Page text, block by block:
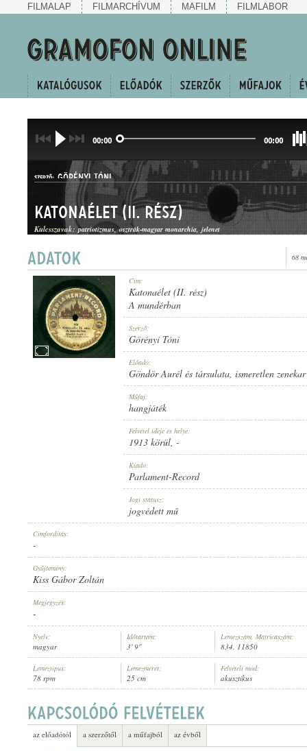
FILMALAP FILMARCHÍVUM MAFILM FILMLABOR
00:00 00:00
ELŐADÓ: GÖNDÖR AURÉL ÉS TÁRSULATA,ISMERETLEN ZENEKAR
SZERZŐ: GÖRÉNYI TÓNI
HANGJÁTÉK
1913 KÖRÜL
PARLAMENT-RECORD
834
Katonaélet (II. rész)
Kulcsszavak: patriotizmus osztrák-magyar monarchia jelenet
68
Cím:
Katonaélet (II. rész)
A mundérban
Szerző:
Görényi Tóni
Előadó:
Göndör Aurél és társulata, ismeretlen zenekar
Műfaj:
hangjáték
Felvétel ideje és helye:
1913 körül, -
Kiadó:
Parlament-Record
Jogi státusz:
jogvédett mű
Címfordítás:
-
Gyűjtemény:
Kiss Gábor Zoltán
Megjegyzés:
-
Nyelv:
magyar
Időtartam:
3' 9"
Lemezszám, Matricaszám:
834, 11850
Lemeztípus:
78 rpm
Lemezméret:
25 cm
Felvételi mód:
akusztikus
az előadótól a szerzőtől a műfajból az évből